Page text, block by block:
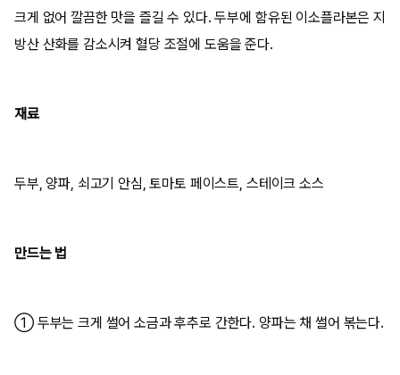
크게 없어 깔끔한 맛을 즐길 수 있다. 두부에 함유된 이소플라본은 지
방산 산화를 감소시켜 혈당 조절에 도움을 준다.
재료
두부, 양파, 쇠고기 안심, 토마토 페이스트, 스테이크 소스
만드는 법
① 두부는 크게 썰어 소금과 후추로 간한다. 양파는 채 썰어 볶는다.